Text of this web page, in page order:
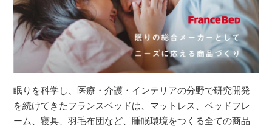
眠りを科学し、医療・介護・インテリアの分野で研究開発
を続けてきたフランスベッドは、マットレス、ベッドフレ
ーム、寝具、羽毛布団など、睡眠環境をつくる全ての商品